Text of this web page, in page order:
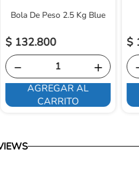
Bola De Peso 2.5 Kg Blue
$ 132.800
＋
－
AGREGAR AL
CARRITO
$